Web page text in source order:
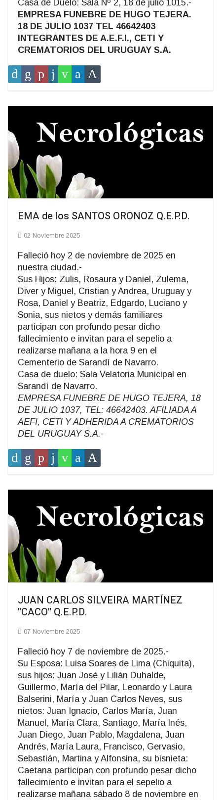
Casa de Duelo: Sala Nº 2, 18 de julio 1015.-
EMPRESA FUNEBRE DE HUGO TEJERA.
18 DE JULIO 1037 TEL 46642403
INTEGRANTES DE A.E.F.I., CETI Y
CREMATORIOS DEL URUGUAY S.A.
EMA de los SANTOS ORONOZ Q.E.P.D.
02 Noviembre 2025
Falleció hoy 2 de noviembre de 2025 en
nuestra ciudad.-
Sus Hijos: Zulis, Rosaura y Daniel, Zulema,
Diver y Miguel, Cristian y Andrea, Uruguay y
Rosa, Daniel y Beatriz, Edgardo, Luciano y
Sonia, sus nietos y demás familiares
participan con profundo pesar dicho
fallecimiento e invitan para el sepelio a
realizarse mañana a la hora 9 en el
Cementerio de Sarandí de Navarro.
Casa de duelo: Sala Velatoria Municipal en
Sarandí de Navarro.
EMPRESA FUNEBRE DE HUGO TEJERA, 18
DE JULIO 1037, TEL: 46642403. AFILIADA A
AEFI, CETI Y ADHERIDA A CREMATORIOS
DEL URUGUAY S.A.-
JUAN CARLOS SILVEIRA MARTÍNEZ
"CACO" Q.E.P.D.
07 Noviembre 2025
Falleció hoy 7 de noviembre de 2025.-
Su Esposa: Luisa Soares de Lima (Chiquita),
sus hijos: Juan José y Lilián Duhalde,
Guillermo, María del Pilar, Leonardo y Laura
Balserini, María y Juan Carlos Neves, sus
nietos: Juan Ignacio, Carlos María, Juan
Manuel, María Clara, Santiago, María Inés,
Juan Diego, Juan Pablo, Magdalena, Juan
Andrés, María Laura, Francisco, Gervasio,
Sebastián, Martina y Alfonsina, su bisnieta:
Caetana participan con profundo pesar dicho
fallecimiento e invitan para el sepelio a
realizarse mañana sábado 8 de noviembre en